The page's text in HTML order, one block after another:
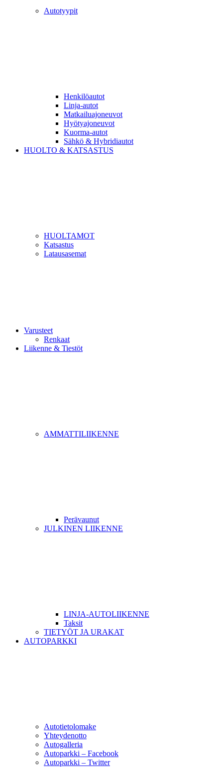
Autotyypit
Henkilöautot
Linja-autot
Matkailuajoneuvot
Hyötyajoneuvot
Kuorma-autot
Sähkö & Hybridiautot
HUOLTO & KATSASTUS
HUOLTAMOT
Katsastus
Latausasemat
Varusteet
Renkaat
Liikenne & Tiestöt
AMMATTILIIKENNE
Perävaunut
JULKINEN LIIKENNE
LINJA-AUTOLIIKENNE
Taksit
TIETYÖT JA URAKAT
AUTOPARKKI
Autotietolomake
Yhteydenotto
Autogalleria
Autoparkki – Facebook
Autoparkki – Twitter